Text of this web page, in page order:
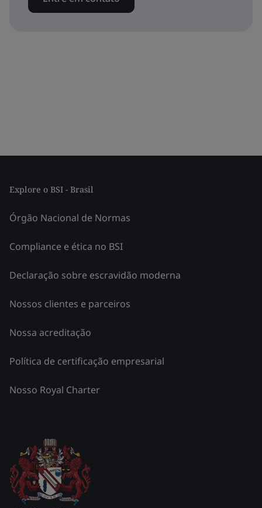
Explore o BSI - Brasil
Órgão Nacional de Normas
Compliance e ética no BSI
Declaração sobre escravidão moderna
Nossos clientes e parceiros
Nossa acreditação
Política de certificação empresarial
Nosso Royal Charter